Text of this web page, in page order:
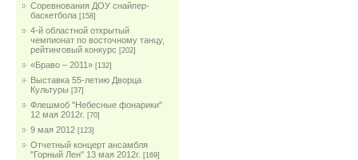
Соревнования ДОУ снайпер-
баскетбола [158]
4-й областной открытый
чемпионат по восточному танцу,
рейтинговый конкурс [202]
«Браво – 2011» [132]
Выставка 55-летию Дворца
Культуры [37]
Флешмоб "Небесные фонарики"
12 мая 2012г. [70]
9 мая 2012 [123]
Отчетный концерт ансамбля
"Горный Лен" 13 мая 2012г. [169]